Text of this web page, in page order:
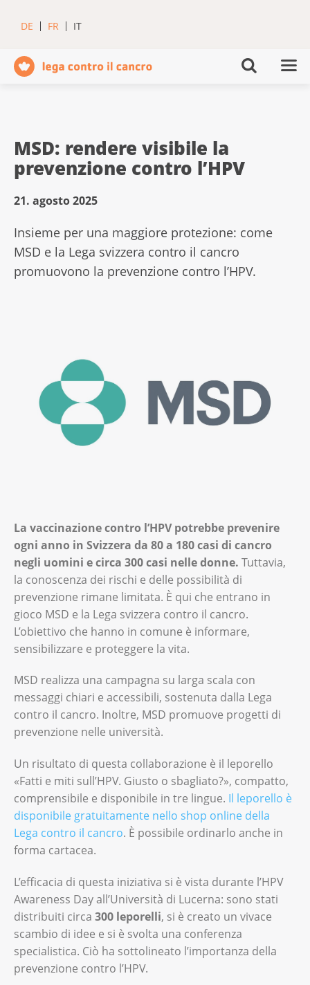
DE FR IT
MSD: rendere visibile la
prevenzione contro l’HPV
21. agosto 2025
Insieme per una maggiore protezione: come
MSD e la Lega svizzera contro il cancro
promuovono la prevenzione contro l’HPV.
La vaccinazione contro l’HPV potrebbe prevenire
ogni anno in Svizzera da 80 a 180 casi di cancro
negli uomini e circa 300 casi nelle donne. Tuttavia,
la conoscenza dei rischi e delle possibilità di
prevenzione rimane limitata. È qui che entrano in
gioco MSD e la Lega svizzera contro il cancro.
L’obiettivo che hanno in comune è informare,
sensibilizzare e proteggere la vita.
MSD realizza una campagna su larga scala con
messaggi chiari e accessibili, sostenuta dalla Lega
contro il cancro. Inoltre, MSD promuove progetti di
prevenzione nelle università.
Un risultato di questa collaborazione è il leporello
«Fatti e miti sull’HPV. Giusto o sbagliato?», compatto,
comprensibile e disponibile in tre lingue. Il leporello è
disponibile gratuitamente nello shop online della
Lega contro il cancro. È possibile ordinarlo anche in
forma cartacea.
L’efficacia di questa iniziativa si è vista durante l’HPV
Awareness Day all’Università di Lucerna: sono stati
distribuiti circa 300 leporelli, si è creato un vivace
scambio di idee e si è svolta una conferenza
specialistica. Ciò ha sottolineato l’importanza della
prevenzione contro l’HPV.